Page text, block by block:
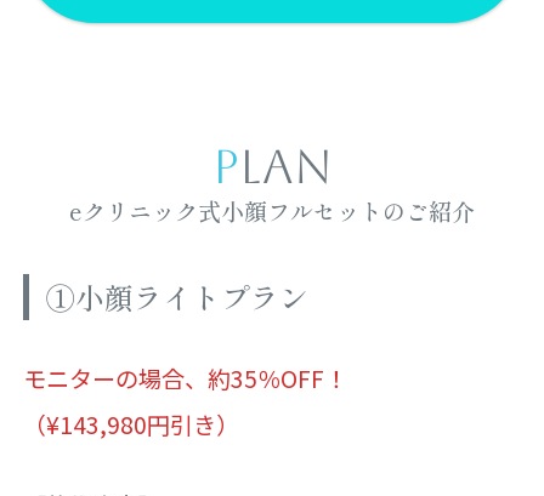
PLAN
eクリニック式小顔フルセットのご紹介
①小顔ライトプラン
モニターの場合、約35％OFF！
（¥143,980円引き）